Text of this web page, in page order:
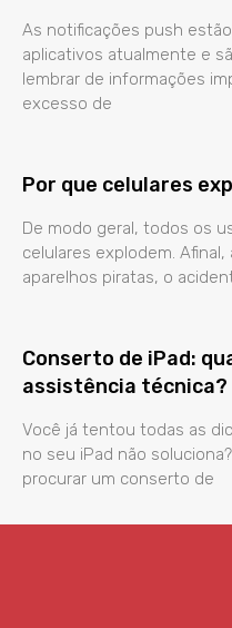
As notificações push
aplicativos atualmente e
lembrar de informações
excesso de
Por que celulares
De modo geral, todos os
celulares explodem.
aparelhos piratas, o
Conserto de iPad:
assistência técnica?
Você já tentou todas as
no seu iPad não
procurar um conserto de